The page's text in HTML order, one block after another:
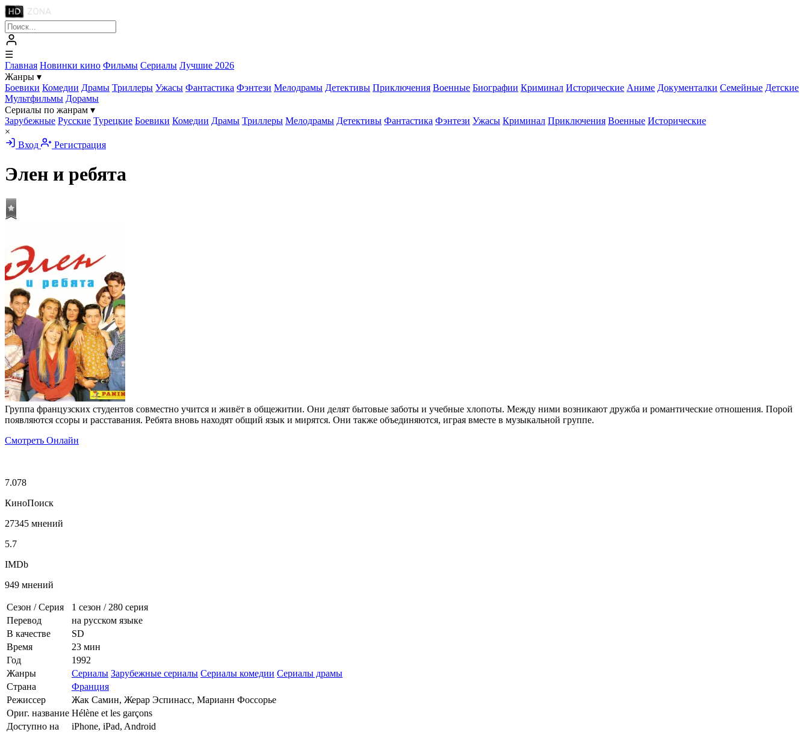
☰
Главная Новинки кино Фильмы Сериалы Лучшие 2026
Жанры ▾
Боевики Комедии Драмы Триллеры Ужасы Фантастика Фэнтези Мелодрамы Детективы Приключения Военные Биографии Криминал Исторические Аниме Документалки Семейные Детские
Мультфильмы Дорамы
Сериалы по жанрам ▾
Зарубежные Русские Турецкие Боевики Комедии Драмы Триллеры Мелодрамы Детективы Фантастика Фэнтези Ужасы Криминал Приключения Военные Исторические
×
Вход
Регистрация
Элен и ребята
Группа французских студентов совместно учится и живёт в общежитии. Они делят бытовые заботы и учебные хлопоты. Между ними возникают дружба и романтические отношения. Порой
появляются ссоры и расставания. Ребята вновь находят общий язык и мирятся. Они также объединяются, играя вместе в музыкальной группе.
Смотреть Онлайн
7.078
КиноПоиск
27345 мнений
5.7
IMDb
949 мнений
Сезон / Серия 1 сезон / 280 серия
Перевод
на русском языке
В качестве
SD
Время
23 мин
Год
1992
Жанры
Сериалы Зарубежные сериалы Сериалы комедии Сериалы драмы
Страна
Франция
Режиссер
Жак Самин, Жерар Эспинасс, Марианн Фоссорье
Ориг. название Hélène et les garçons
Доступно на
iPhone, iPad, Android